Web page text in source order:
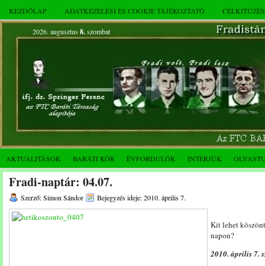
KEZDŐLAP ADATKEZELÉSI ÉS COOKIE TÁJÉKOZTATÓ
2026. augusztus 8.szombat
AKTUALITÁSOK BARÁTI KÖR ÉVFORDULÓK INTERJÚK
Fradi-naptár: 04.07.
Szerző: Simon Sándor Bejegyzés ideje: 2010. április 7.
Kit lehet
napon?
2010. április 7.